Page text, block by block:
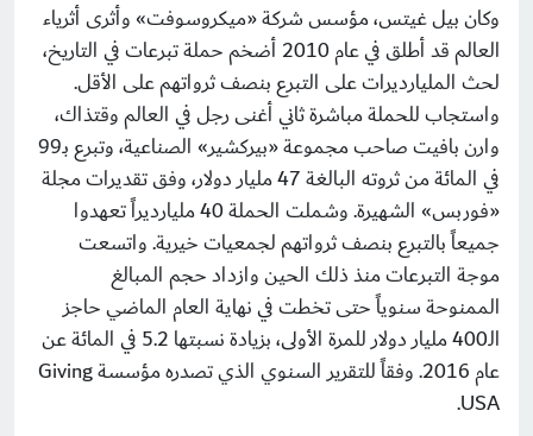
وكان بيل غيتس، مؤسس شركة «ميكروسوفت» وأثرى أثرياء
العالم قد أطلق في عام 2010 أضخم حملة تبرعات في التاريخ،
لحث المليارديرات على التبرع بنصف ثرواتهم على الأقل.
واستجاب للحملة مباشرة ثاني أغنى رجل في العالم وقتذاك،
وارن بافيت صاحب مجموعة «بيركشير» الصناعية، وتبرع بـ99
في المائة من ثروته البالغة 47 مليار دولار، وفق تقديرات مجلة
«فوربس» الشهيرة. وشملت الحملة 40 مليارديراً تعهدوا
جميعاً بالتبرع بنصف ثرواتهم لجمعيات خيرية. واتسعت
موجة التبرعات منذ ذلك الحين وازداد حجم المبالغ
الممنوحة سنوياً حتى تخطت في نهاية العام الماضي حاجز
الـ400 مليار دولار للمرة الأولى، بزيادة نسبتها 5.2 في المائة عن
عام 2016. وفقاً للتقرير السنوي الذي تصدره مؤسسة
Giving
USA
.